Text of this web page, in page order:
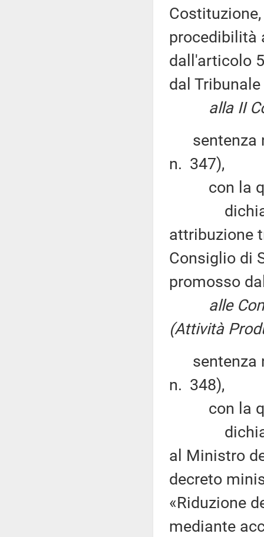
procedibilità
dall'articolo
dal
alla II
sentenza
n. 347),
con la
dichiara
attribuzione
Consiglio di
promosso
alle
(Attività
sentenza
n. 348),
con la
dichiara
al Ministro
decreto
«Riduzione
mediante